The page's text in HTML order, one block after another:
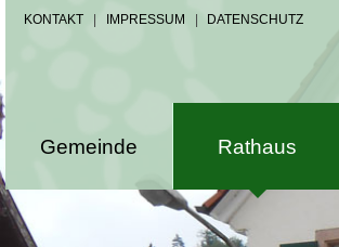
KONTAKT IMPRESSUM DATENSCHUTZ
Gemeinde Rathaus